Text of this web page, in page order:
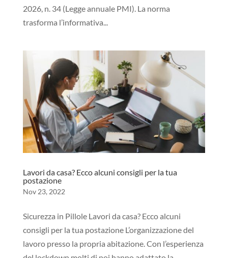
2026, n. 34 (Legge annuale PMI). La norma
trasforma l’informativa...
Lavori da casa? Ecco alcuni consigli per la tua
postazione
Nov 23, 2022
Sicurezza in Pillole Lavori da casa? Ecco alcuni
consigli per la tua postazione L’organizzazione del
lavoro presso la propria abitazione. Con l’esperienza